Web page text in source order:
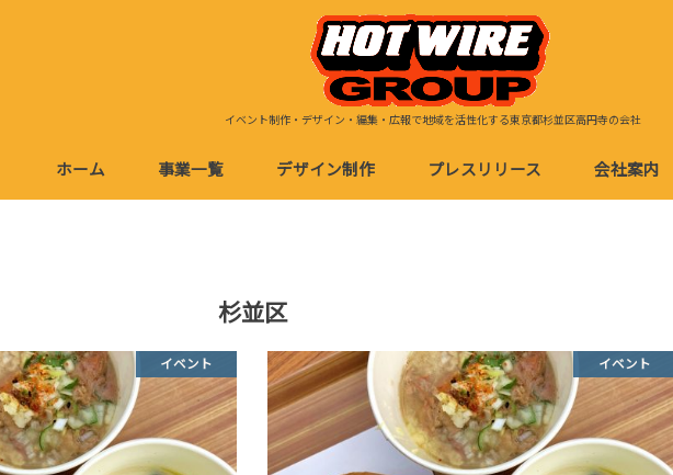
イベント制作・デザイン・編集・広報で地域を活性化する東京都杉並区高円寺の会社
ホーム 事業一覧 デザイン制作 プレスリリース 会社案内
杉並区
イベント イベント